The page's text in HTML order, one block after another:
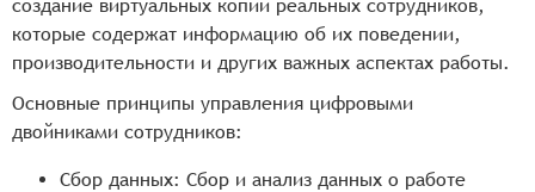
создание виртуальных копий реальных сотрудников,
которые содержат информацию об их поведении,
производительности и других важных аспектах работы.
Основные принципы управления цифровыми
двойниками сотрудников:
Сбор данных: Сбор и анализ данных о работе